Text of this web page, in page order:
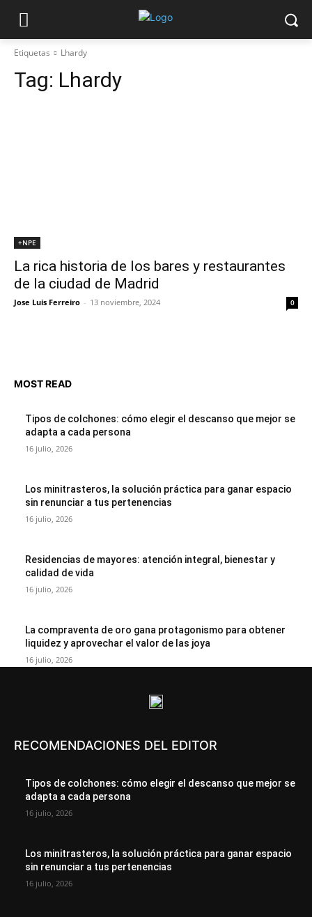
Etiquetas Lhardy
Tag: Lhardy
+NPE
La rica historia de los bares y restaurantes
de la ciudad de Madrid
Jose Luis Ferreiro - 13 noviembre, 2024 0
MOST READ
Tipos de colchones: cómo elegir el descanso que mejor se
adapta a cada persona
16 julio, 2026
Los minitrasteros, la solución práctica para ganar espacio
sin renunciar a tus pertenencias
16 julio, 2026
Residencias de mayores: atención integral, bienestar y
calidad de vida
16 julio, 2026
La compraventa de oro gana protagonismo para obtener
liquidez y aprovechar el valor de las joya
16 julio, 2026
RECOMENDACIONES DEL EDITOR
Tipos de colchones: cómo elegir el descanso que mejor se
adapta a cada persona
16 julio, 2026
Los minitrasteros, la solución práctica para ganar espacio
sin renunciar a tus pertenencias
16 julio, 2026